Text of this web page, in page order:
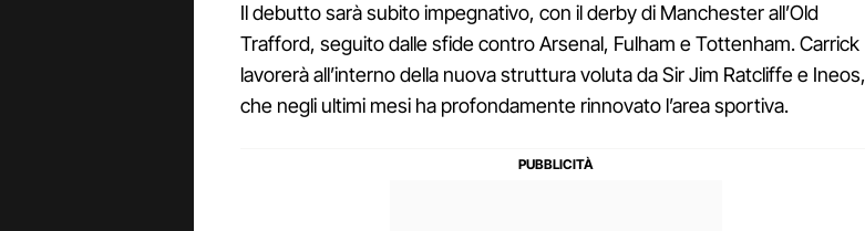
Il debutto sarà subito impegnativo, con il derby di Manchester all’Old
Trafford, seguito dalle sfide contro Arsenal, Fulham e Tottenham. Carrick
lavorerà all’interno della nuova struttura voluta da Sir Jim Ratcliffe e Ineos,
che negli ultimi mesi ha profondamente rinnovato l’area sportiva.